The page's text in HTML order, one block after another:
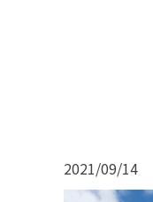
2021/09/14